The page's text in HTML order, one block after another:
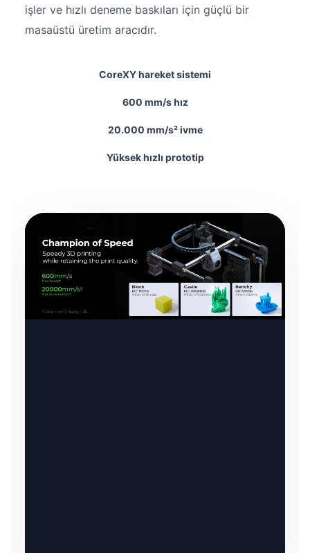
işler ve hızlı deneme baskıları için güçlü bir
masaüstü üretim aracıdır.
CoreXY hareket sistemi
600 mm/s hız
20.000 mm/s² ivme
Yüksek hızlı prototip